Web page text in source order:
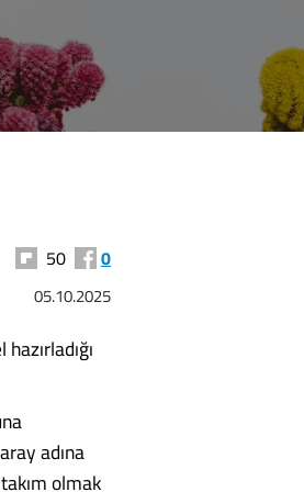
50 0
05.10.2025
adına
olmak